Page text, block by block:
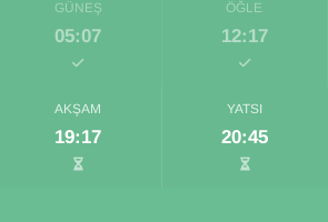
GÜNEŞ
05:07
ÖĞLE
12:17
AKŞAM
19:17
YATSI
20:45